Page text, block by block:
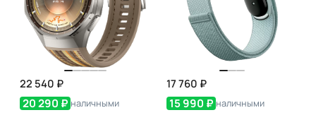
22 540 ₽
20 290 ₽ наличными
17 760 ₽
15 990 ₽ наличными